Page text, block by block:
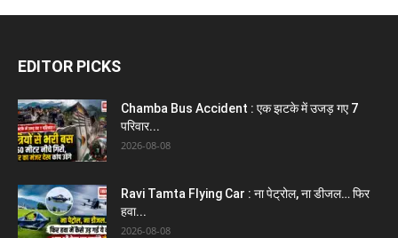
EDITOR PICKS
Chamba Bus Accident : एक झटके में उजड़ गए 7
परिवार...
2026-08-08
Ravi Tamta Flying Car : ना पेट्रोल, ना डीजल… फिर
हवा...
2026-08-08